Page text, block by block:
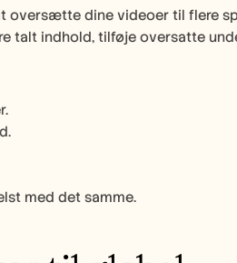
oversætte dine videoer til flere
talt indhold, tilføje oversatte
med det samme.